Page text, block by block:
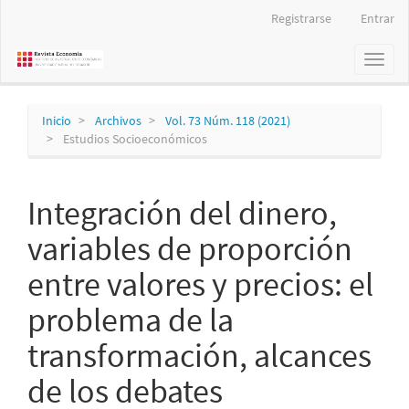
principal
Registrarse Entrar
Toggle
Inicio Archivos
Vol. 73 Núm. 118 (2021)
Estudios Socioeconómicos
Integración del dinero,
variables de proporción
entre valores y precios: el
problema de la
transformación, alcances
de los debates